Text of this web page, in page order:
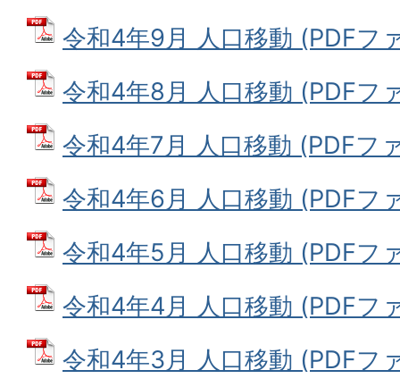
令和4年9月 人口移動 (PDFフ
令和4年8月 人口移動 (PDFフ
令和4年7月 人口移動 (PDFフ
令和4年6月 人口移動 (PDFフ
令和4年5月 人口移動 (PDFフ
令和4年4月 人口移動 (PDFフ
令和4年3月 人口移動 (PDFフ